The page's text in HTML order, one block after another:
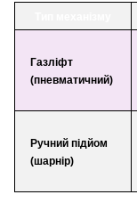
Газліфт
(пневматичний)
Ручний підйом
(шарнір)